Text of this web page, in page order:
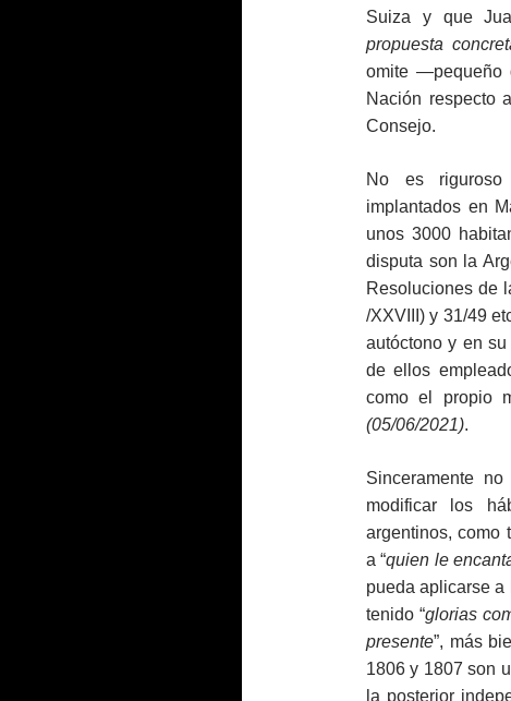
Suiza y que
propuesta
omite —pequeño
Nación respecto
Consejo.
No es
implantados en
unos 3000
disputa son la
Resoluciones de
/XXVIII) y 31/49
autóctono y en
de ellos
como el propio
(05/06/2021).
Sinceramente
modificar los
argentinos, como
a “quien le
pueda aplicarse
tenido “glorias
presente”, más
1806 y 1807 son
la posterior